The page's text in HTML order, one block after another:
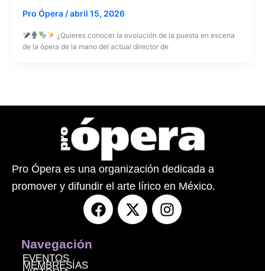
Pro Ópera /abril 15, 2026
¿Quieres conocer la evolución de la puesta en escena
de la ópera de la mano del actual director de
Pro Ópera es una organización dedicada a
promover y difundir el arte lírico en México.
F
a
X
-
I
n
Navegación
EVENTOS
MEMBRESÍAS